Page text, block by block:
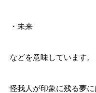
・未来
などを意味しています。
怪我人が印象に残る夢